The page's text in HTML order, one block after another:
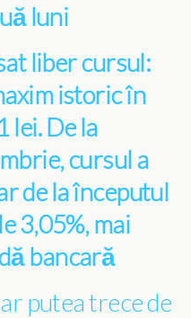
luni
liber cursul:
istoric în
lei. De la
cursul a
de la începutul
3,05%, mai
bancară
putea trece de